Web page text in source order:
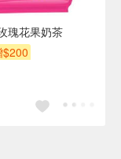
瑰花果奶茶
$200